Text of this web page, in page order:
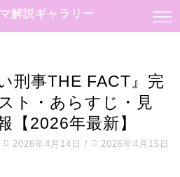
解説ギャラリー
刑事THE FACT』完
ト・あらすじ・見
【2026年最新】
2026年4月14日 / 2026年4月15日